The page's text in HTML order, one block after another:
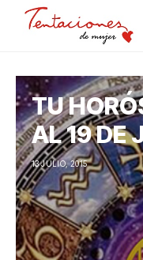
TU
AL 19 DE
13 JULIO, 2015